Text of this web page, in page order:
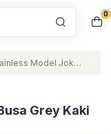
0
Model Jok
Grey Kaki